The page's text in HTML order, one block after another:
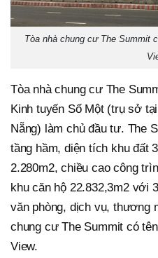
Tòa nhà chung cư The Summit
Tòa nhà chung cư The
Kinh tuyến Số Một (trụ sở
Nẵng) làm chủ đầu tư. The
tầng hầm, diện tích khu đất
2.280m2, chiều cao công
khu căn hộ 22.832,3m2 với
văn phòng, dịch vụ, thương
chung cư The Summit có
View.